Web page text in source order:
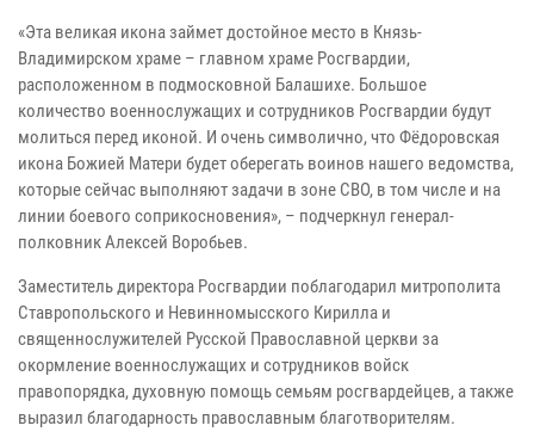
«Эта великая икона займет достойное место в Князь-
Владимирском храме – главном храме Росгвардии,
расположенном в подмосковной Балашихе. Большое
количество военнослужащих и сотрудников Росгвардии будут
молиться перед иконой. И очень символично, что Фёдоровская
икона Божией Матери будет оберегать воинов нашего ведомства,
которые сейчас выполняют задачи в зоне СВО, в том числе и на
линии боевого соприкосновения», – подчеркнул генерал-
полковник Алексей Воробьев.
Заместитель директора Росгвардии поблагодарил митрополита
Ставропольского и Невинномысского Кирилла и
священнослужителей Русской Православной церкви за
окормление военнослужащих и сотрудников войск
правопорядка, духовную помощь семьям росгвардейцев, а также
выразил благодарность православным благотворителям.